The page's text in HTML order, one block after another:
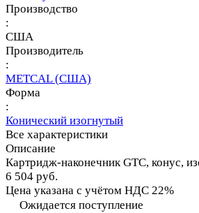
Производство
:
США
Производитель
:
METCAL (США)
Форма
:
Конический изогнутый
Все характеристики
Описание
Картридж-наконечник GTC, конус,
6 504 руб.
Цена указана с учётом НДС 22%
Ожидается поступление